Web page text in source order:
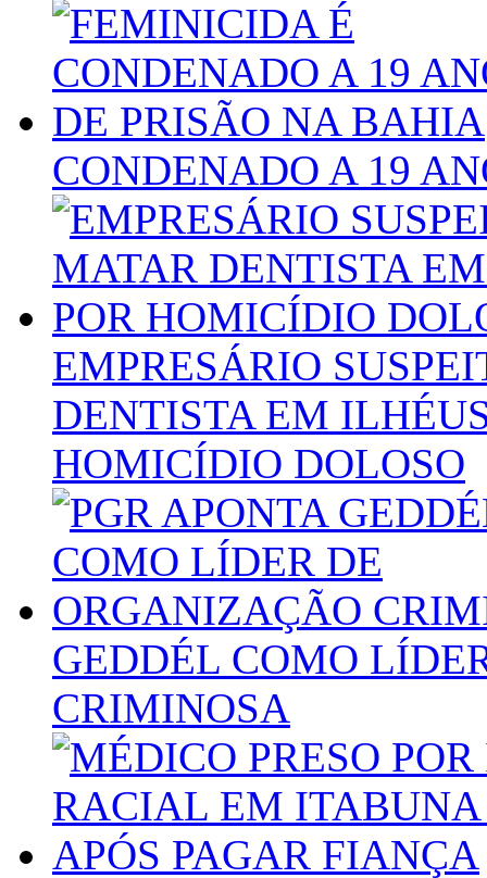
CONDENADO A 19
EMPRESÁRIO
DENTISTA EM
HOMICÍDIO DOLOSO
GEDDÉL COMO
CRIMINOSA